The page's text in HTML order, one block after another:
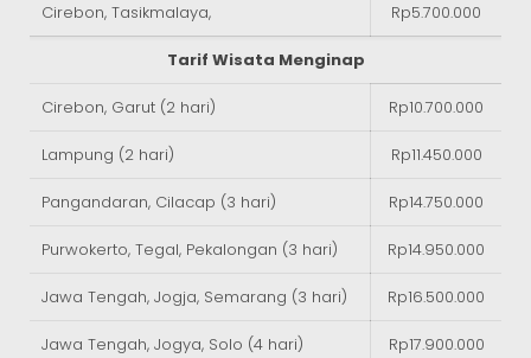
Cirebon, Tasikmalaya, Rp5.700.000
Tarif Wisata Menginap
Cirebon, Garut (2 hari) Rp10.700.000
Lampung (2 hari) Rp11.450.000
Pangandaran, Cilacap (3 hari) Rp14.750.000
Purwokerto, Tegal, Pekalongan (3 hari) Rp14.950.000
Jawa Tengah, Jogja, Semarang (3 hari) Rp16.500.000
Jawa Tengah, Jogya, Solo (4 hari) Rp17.900.000